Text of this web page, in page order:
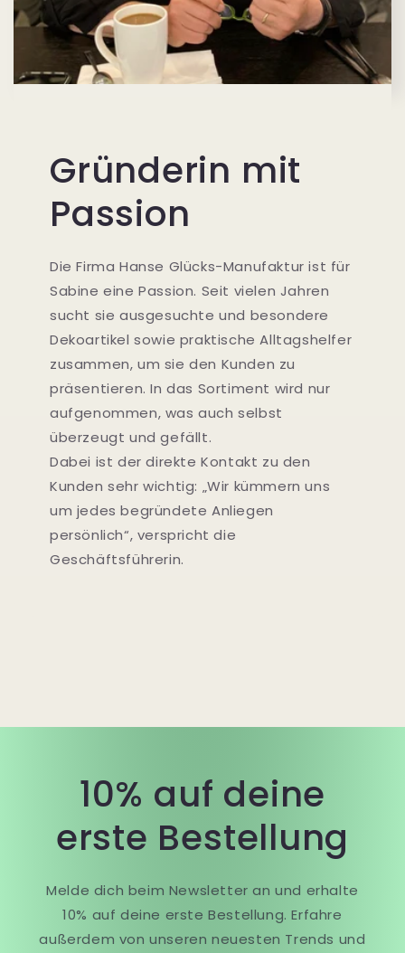
Gründerin mit
Passion
Die Firma Hanse Glücks-Manufaktur ist für
Sabine eine Passion. Seit vielen Jahren
sucht sie ausgesuchte und besondere
Dekoartikel sowie praktische Alltagshelfer
zusammen, um sie den Kunden zu
präsentieren. In das Sortiment wird nur
aufgenommen, was auch selbst
überzeugt und gefällt.
Dabei ist der direkte Kontakt zu den
Kunden sehr wichtig: „Wir kümmern uns
um jedes begründete Anliegen
persönlich“, verspricht die
Geschäftsführerin.
10% auf deine
erste Bestellung
Melde dich beim Newsletter an und erhalte
10% auf deine erste Bestellung. Erfahre
außerdem von unseren neuesten Trends und